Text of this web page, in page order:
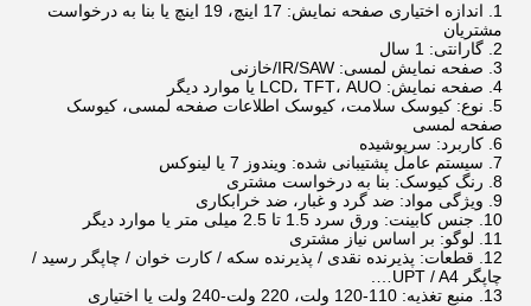
اندازه اختیاری صفحه نمایش: 17 اینچ، 19 اینچ یا بنا به درخواست
مشتریان
گارانتی: 1 سال
صفحه نمایش لمسی: IR/SAW/خازنی
صفحه نمایش: LCD، TFT، AUO یا موارد دیگر
نوع: کیوسک سلامت، کیوسک اطلاعات صفحه لمسی، کیوسک
صفحه لمسی
کاربرد: سرپوشیده
سیستم عامل پشتیبانی شده: ویندوز 7 یا لینوکس
رنگ کیوسک: بنا به درخواست مشتری
ویژگی مواد: ضد گرد و غبار، ضد خرابکاری
جنس کابینت: ورق سرد 1.5 تا 2.5 میلی متر یا موارد دیگر
لوگو: بر اساس نیاز مشتری
قطعات: پذیرنده نقدی / پذیرنده سکه / کارت خوان / چاپگر رسید /
چاپگر UPT / A4….
منبع تغذیه: 110-120 ولت، 220 ولت-240 ولت یا اختیاری